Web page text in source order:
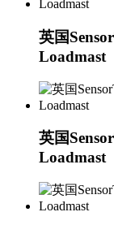
英国
Loadmast
英国
Loadmast